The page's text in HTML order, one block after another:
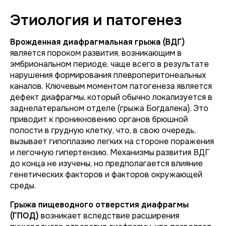
Этиология и патогенез
Врожденная диафрагмальная грыжа (ВДГ)
является пороком развития, возникающим в
эмбриональном периоде, чаще всего в результате
нарушения формирования плевроперитонеальных
каналов. Ключевым моментом патогенеза является
дефект диафрагмы, который обычно локализуется в
заднелатеральном отделе (грыжа Богдалека). Это
приводит к проникновению органов брюшной
полости в грудную клетку, что, в свою очередь,
вызывает гипоплазию легких на стороне поражения
и легочную гипертензию. Механизмы развития ВДГ
до конца не изучены, но предполагается влияние
генетических факторов и факторов окружающей
среды.
Грыжа пищеводного отверстия диафрагмы
(ГПОД) возникает вследствие расширения